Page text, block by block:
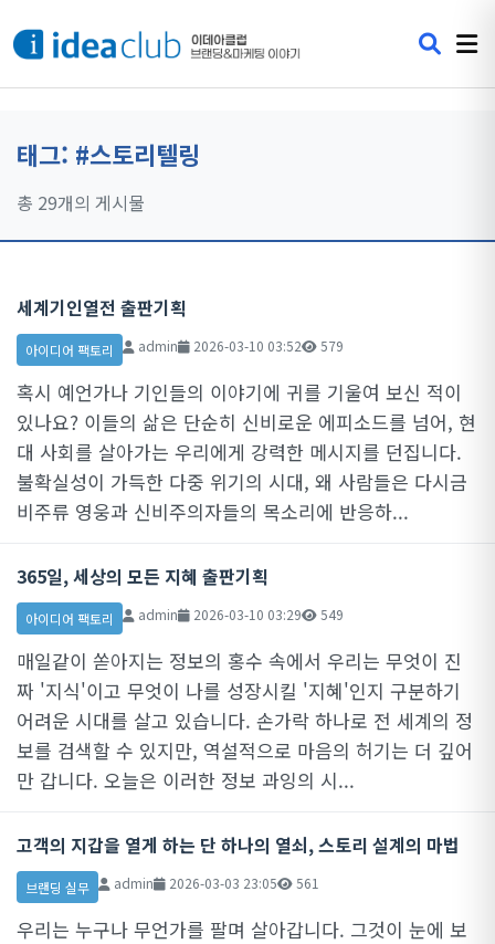
태그: #스토리텔링
총 29개의 게시물
세계기인열전 출판기획
아이디어 팩토리 admin 2026-03-10 03:52 579
혹시 예언가나 기인들의 이야기에 귀를 기울여 보신 적이
있나요? 이들의 삶은 단순히 신비로운 에피소드를 넘어, 현
대 사회를 살아가는 우리에게 강력한 메시지를 던집니다.
불확실성이 가득한 다중 위기의 시대, 왜 사람들은 다시금
비주류 영웅과 신비주의자들의 목소리에 반응하...
365일, 세상의 모든 지혜 출판기획
아이디어 팩토리 admin 2026-03-10 03:29 549
매일같이 쏟아지는 정보의 홍수 속에서 우리는 무엇이 진
짜 '지식'이고 무엇이 나를 성장시킬 '지혜'인지 구분하기
어려운 시대를 살고 있습니다. 손가락 하나로 전 세계의 정
보를 검색할 수 있지만, 역설적으로 마음의 허기는 더 깊어
만 갑니다. 오늘은 이러한 정보 과잉의 시...
고객의 지갑을 열게 하는 단 하나의 열쇠, 스토리 설계의 마법
브랜딩 실무 admin 2026-03-03 23:05 561
우리는 누구나 무언가를 팔며 살아갑니다. 그것이 눈에 보